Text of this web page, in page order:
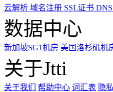
云解析 域名注册 SSL证书
数据中心
新加坡SG1机房 美国洛杉矶机
关于Jtti
关于我们 帮助中心 词汇表 隐